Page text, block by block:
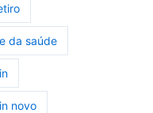
da saúde
novo